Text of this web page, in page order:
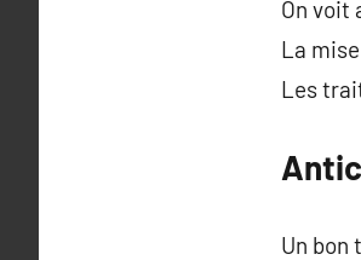
On voit
La
Les
Un bon